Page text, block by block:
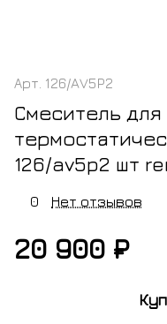
Арт. 126/AV5P2
Смеситель
126/av5p2 шт
0 Нет отзывов
20 900 ₽